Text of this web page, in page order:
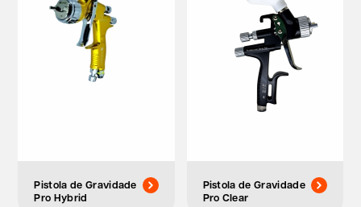
Pistola de Gravidade
Pro Hybrid
Pistola de Gravidade
Pro Clear